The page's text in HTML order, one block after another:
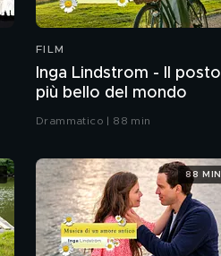
FILM
Inga Lindstrom - Il posto
più bello del mondo
Drammatico | 88 min
88 MIN